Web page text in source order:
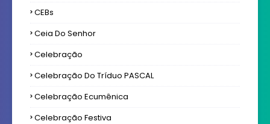
CEBs
Ceia Do Senhor
Celebração
Celebração Do Tríduo PASCAL
Celebração Ecumênica
Celebração Festiva